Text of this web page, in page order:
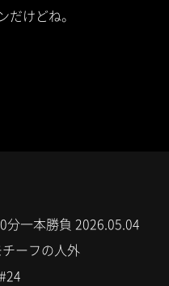
けどね。
分一本勝負 2026.05.04
ーフの人外